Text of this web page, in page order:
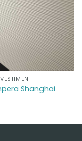
Shanghai